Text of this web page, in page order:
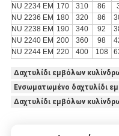
NU 2234 EM 170 310 86
NU 2236 EM 180 320 86
NU 2238 EM 190 340 92
NU 2240 EM 200 360 98
NU 2244 EM 220 400 108
Δαχτυλίδι εμβόλων
Ενσωματωμένο δαχτυλίδι
Δαχτυλίδι εμβόλων